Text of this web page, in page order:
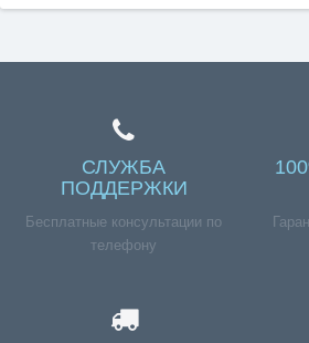
СЛУЖБА
ПОДДЕРЖКИ
Бесплатные консультации по
телефону